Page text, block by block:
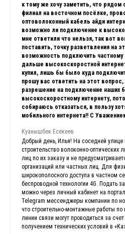
к тому же хочу заметить, что рядом
филиал на восточном посёлке,
оптоволоконный кабель айди
возможно ли подключение к
мне ответили что нельзя, так вот
поставить, точку разветвления на
возможность подключить частному
дальше высокоскоростной
купил, лишь бы было куда
прошу вас ответить на этот
разрешение на подключение наших
высокоскоростному интернету,
собираюсь отказаться, в пользу
мобильного интернета!! С
Куанышбек Есекеев
Добрый день, Илья! На соседней улице
строительство волоконно-оптических
лиц по их заказу и не
организаций или частных лиц. Для
широкополосного доступа в частном
беспроводной технологии 4G. Подать
можно через личный кабинет на
Telegram мессенджеры компании по
что строительно-монтажные работы
линии связи могут проводиться за
получением технических условий в